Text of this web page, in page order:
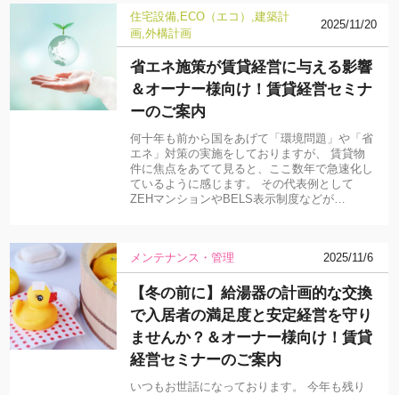
住宅設備 ECO（エコ）
建築計
画 外構計画
2025/11/20
省エネ施策が賃貸経営に与える影響
＆オーナー様向け！賃貸経営セミナ
ーのご案内
何十年も前から国をあげて「環境問題」や「省
エネ」対策の実施をしておりますが、 賃貸物
件に焦点をあてて見ると、ここ数年で急速化し
ているように感じます。 その代表例として
ZEHマンションやBELS表示制度などが…
メンテナンス・管理 2025/11/6
【冬の前に】給湯器の計画的な交換
で入居者の満足度と安定経営を守り
ませんか？＆オーナー様向け！賃貸
経営セミナーのご案内
いつもお世話になっております。 今年も残り